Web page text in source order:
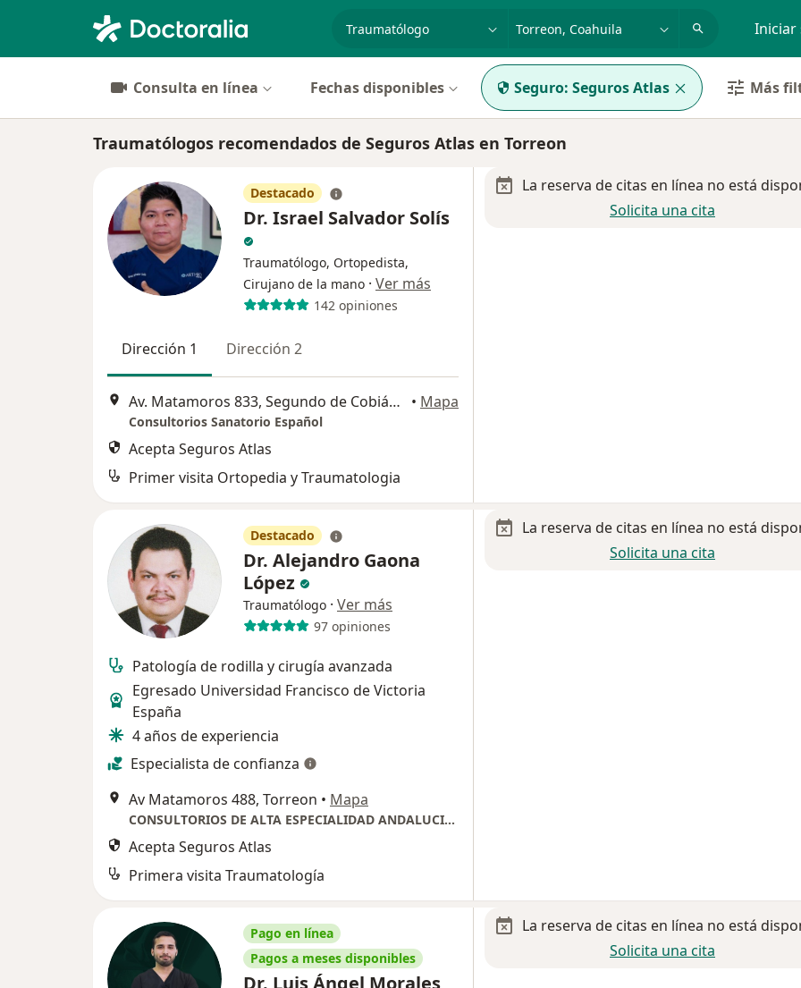
especialidad, enfermedad o nombre Iniciar
Consulta en línea Fechas disponibles Seguro: Seguros Atlas Más
Traumatólogos recomendados de Seguros Atlas en Torreon
Destacado
Dr. Israel Salvador Solís
Traumatólogo, Ortopedista,
Cirujano de la mano · Ver más
142 opiniones
Dirección 1 Dirección 2
Av. Matamoros 833, Segundo de Cobián Centro,, Torreon • Mapa
Consultorios Sanatorio Español
Acepta Seguros Atlas
Primer visita Ortopedia y Traumatologia
La reserva de citas en línea no está
Solicita una cita
Destacado
Dr. Alejandro Gaona
López
Traumatólogo · Ver más
97 opiniones
Patología de rodilla y cirugía avanzada
Egresado Universidad Francisco de Victoria
España
4 años de experiencia
Especialista de confianza
Av Matamoros 488, Torreon • Mapa
CONSULTORIOS DE ALTA ESPECIALIDAD ANDALUCIA, 1ER PISO, CONSULTORIO 7
Acepta Seguros Atlas
Primera visita Traumatología
La reserva de citas en línea no está
Solicita una cita
Pago en línea
Pagos a meses disponibles
La reserva de citas en línea no está
Solicita una cita